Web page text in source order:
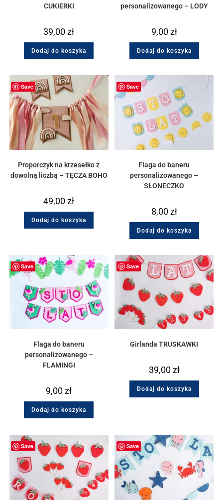
CUKIERKI
39,00zł
Dodaj do koszyka
personalizowanego – LODY
9,00zł
Dodaj do koszyka
Save
Proporczyk na krzesełko z
dowolną liczbą – TĘCZA BOHO
49,00zł
Dodaj do koszyka
Save
Flaga do baneru
personalizowanego –
SŁONECZKO
8,00zł
Dodaj do koszyka
Save
Flaga do baneru
personalizowanego –
FLAMINGI
9,00zł
Dodaj do koszyka
Save
Girlanda TRUSKAWKI
39,00zł
Dodaj do koszyka
Save Save